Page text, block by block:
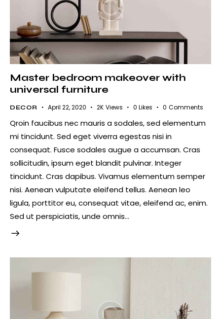
Master bedroom makeover with
universal furniture
DECOR April 22, 2020 2K Views 0 Likes 0 Comments
Qroin faucibus nec mauris a sodales, sed elementum
mi tincidunt. Sed eget viverra egestas nisi in
consequat. Fusce sodales augue a accumsan. Cras
sollicitudin, ipsum eget blandit pulvinar. Integer
tincidunt. Cras dapibus. Vivamus elementum semper
nisi. Aenean vulputate eleifend tellus. Aenean leo
ligula, porttitor eu, consequat vitae, eleifend ac, enim.
Sed ut perspiciatis, unde omnis…